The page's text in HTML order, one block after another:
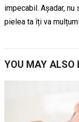
impecabil. Așadar,
pielea ta îți va
YOU MAY ALSO